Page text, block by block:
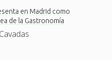
en Madrid como
de la Gastronomía